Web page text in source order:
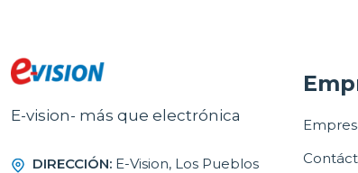
E-vision- más que electrónica
DIRECCIÓN: E-Vision, Los Pueblos